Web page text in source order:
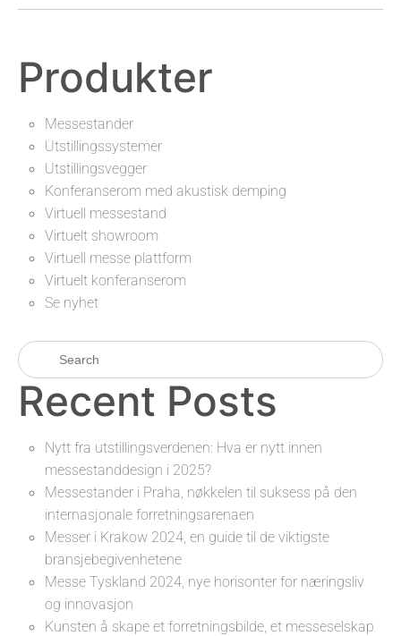
Produkter
Messestander
Utstillingssystemer
Utstillingsvegger
Konferanserom med akustisk demping
Virtuell messestand
Virtuelt showroom
Virtuell messe plattform
Virtuelt konferanserom
Se nyhet
Recent Posts
Nytt fra utstillingsverdenen: Hva er nytt innen
messestanddesign i 2025?
Messestander i Praha, nøkkelen til suksess på den
internasjonale forretningsarenaen
Messer i Krakow 2024, en guide til de viktigste
bransjebegivenhetene
Messe Tyskland 2024, nye horisonter for næringsliv
og innovasjon
Kunsten å skape et forretningsbilde, et messeselskap